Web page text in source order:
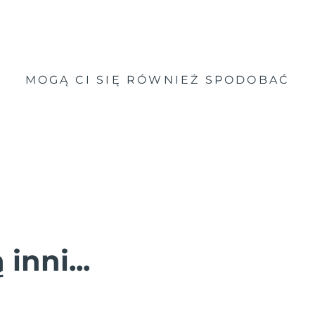
MOGĄ CI SIĘ RÓWNIEŻ SPODOBAĆ
inni...